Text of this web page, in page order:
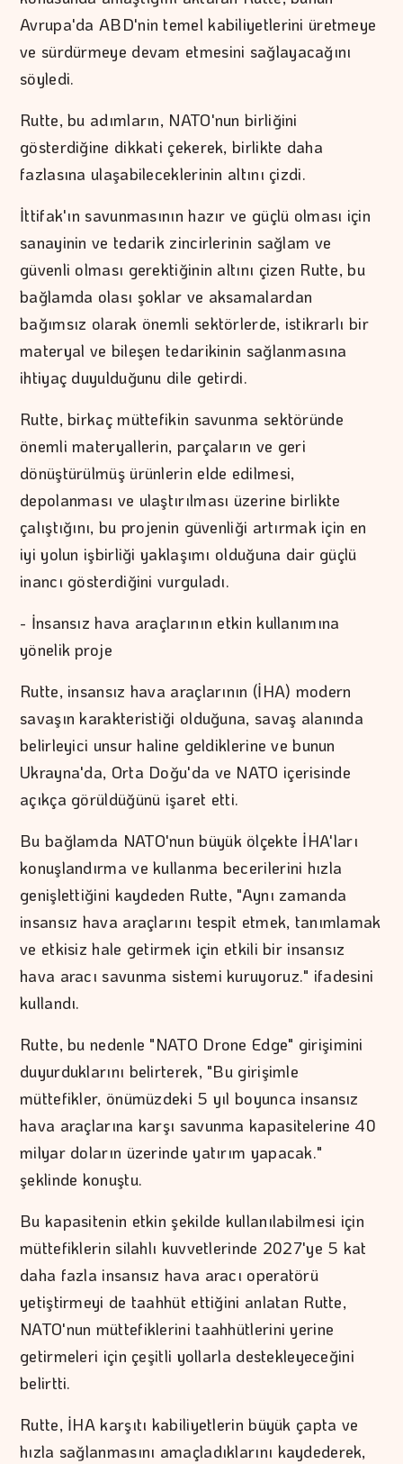
Avrupa'da ABD'nin temel kabiliyetlerini üretmeye
ve sürdürmeye devam etmesini sağlayacağını
söyledi.
Rutte, bu adımların, NATO'nun birliğini
gösterdiğine dikkati çekerek, birlikte daha
fazlasına ulaşabileceklerinin altını çizdi.
İttifak'ın savunmasının hazır ve güçlü olması için
sanayinin ve tedarik zincirlerinin sağlam ve
güvenli olması gerektiğinin altını çizen Rutte, bu
bağlamda olası şoklar ve aksamalardan
bağımsız olarak önemli sektörlerde, istikrarlı bir
materyal ve bileşen tedarikinin sağlanmasına
ihtiyaç duyulduğunu dile getirdi.
Rutte, birkaç müttefikin savunma sektöründe
önemli materyallerin, parçaların ve geri
dönüştürülmüş ürünlerin elde edilmesi,
depolanması ve ulaştırılması üzerine birlikte
çalıştığını, bu projenin güvenliği artırmak için en
iyi yolun işbirliği yaklaşımı olduğuna dair güçlü
inancı gösterdiğini vurguladı.
- İnsansız hava araçlarının etkin kullanımına
yönelik proje
Rutte, insansız hava araçlarının (İHA) modern
savaşın karakteristiği olduğuna, savaş alanında
belirleyici unsur haline geldiklerine ve bunun
Ukrayna'da, Orta Doğu'da ve NATO içerisinde
açıkça görüldüğünü işaret etti.
Bu bağlamda NATO'nun büyük ölçekte İHA'ları
konuşlandırma ve kullanma becerilerini hızla
genişlettiğini kaydeden Rutte, "Aynı zamanda
insansız hava araçlarını tespit etmek, tanımlamak
ve etkisiz hale getirmek için etkili bir insansız
hava aracı savunma sistemi kuruyoruz." ifadesini
kullandı.
Rutte, bu nedenle "NATO Drone Edge" girişimini
duyurduklarını belirterek, "Bu girişimle
müttefikler, önümüzdeki 5 yıl boyunca insansız
hava araçlarına karşı savunma kapasitelerine 40
milyar doların üzerinde yatırım yapacak."
şeklinde konuştu.
Bu kapasitenin etkin şekilde kullanılabilmesi için
müttefiklerin silahlı kuvvetlerinde 2027'ye 5 kat
daha fazla insansız hava aracı operatörü
yetiştirmeyi de taahhüt ettiğini anlatan Rutte,
NATO'nun müttefiklerini taahhütlerini yerine
getirmeleri için çeşitli yollarla destekleyeceğini
belirtti.
Rutte, İHA karşıtı kabiliyetlerin büyük çapta ve
hızla sağlanmasını amaçladıklarını kaydederek,